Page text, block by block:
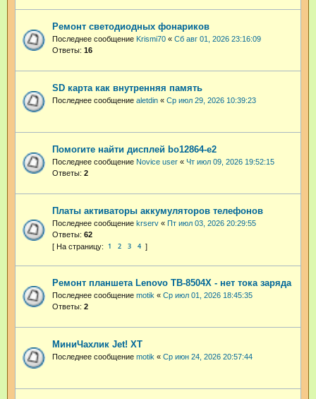
Ремонт светодиодных фонариков
Последнее сообщение Krismi70 « Сб авг 01, 2026 23:16:09
Ответы: 16
SD карта как внутренняя память
Последнее сообщение aletdin « Ср июл 29, 2026 10:39:23
Помогите найти дисплей bo12864-e2
Последнее сообщение Novice user « Чт июл 09, 2026 19:52:15
Ответы: 2
Платы активаторы аккумуляторов телефонов
Последнее сообщение krserv « Пт июл 03, 2026 20:29:55
Ответы: 62
1 2 3 4
Ремонт планшета Lenovo TB-8504X - нет тока заряда
Последнее сообщение motik « Ср июл 01, 2026 18:45:35
Ответы: 2
МиниЧахлик Jet! XT
Последнее сообщение motik « Ср июн 24, 2026 20:57:44